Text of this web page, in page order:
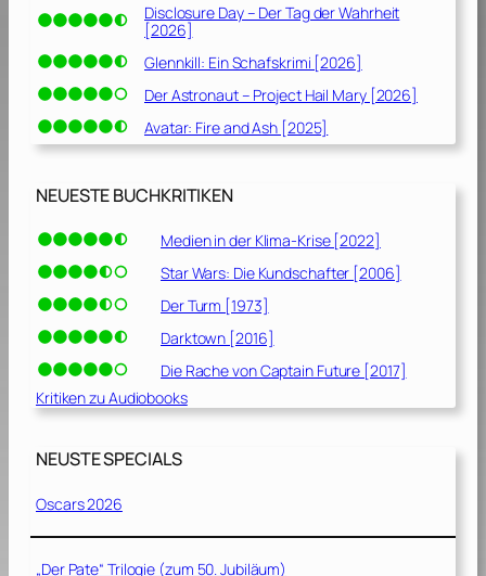
Disclosure Day – Der Tag der Wahrheit
[2026]
Glennkill: Ein Schafskrimi [2026]
Der Astronaut – Project Hail Mary [2026]
Avatar: Fire and Ash [2025]
NEUESTE BUCHKRITIKEN
Medien in der Klima-Krise [2022]
Star Wars: Die Kundschafter [2006]
Der Turm [1973]
Darktown [2016]
Die Rache von Captain Future [2017]
Kritiken zu Audiobooks
NEUSTE SPECIALS
Oscars 2026
„Der Pate“ Trilogie (zum 50. Jubiläum)